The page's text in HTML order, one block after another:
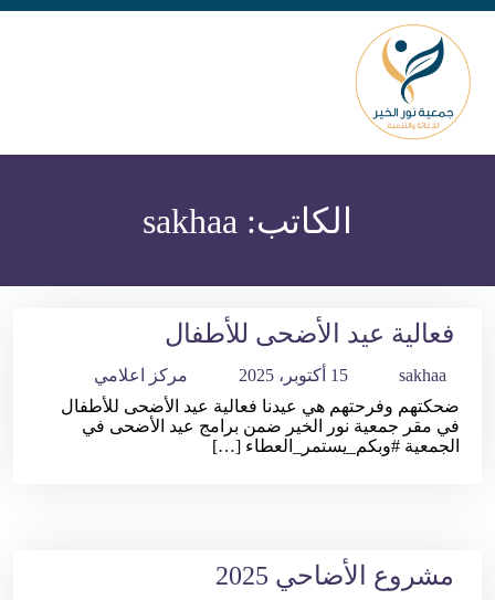
الكاتب: sakhaa
فعالية عيد الأضحى للأطفال
sakhaa 15 أكتوبر، 2025
مركز اعلامي
ضحكتهم وفرحتهم هي عيدنا فعالية عيد الأضحى للأطفال
في مقر جمعية نور الخير ضمن برامج عيد الأضحى في
الجمعية #وبكم_يستمر_العطاء […]
مشروع الأضاحي 2025